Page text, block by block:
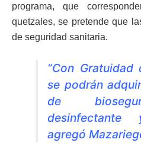
programa, que
quetzales, se pretende que
de seguridad sanitaria.
“Con
se podrán
de
desinfectante
agregó